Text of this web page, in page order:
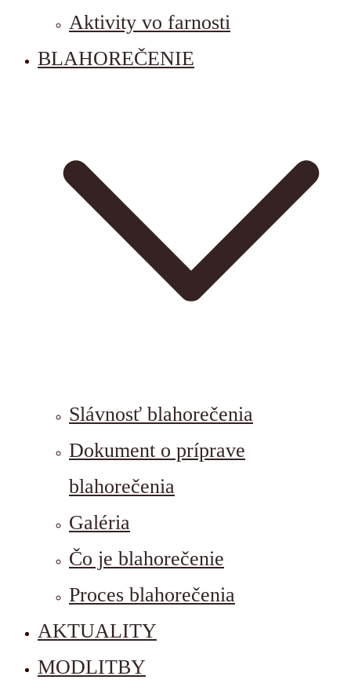
Aktivity vo farnosti
BLAHOREČENIE
Slávnosť blahorečenia
Dokument o príprave
blahorečenia
Galéria
Čo je blahorečenie
Proces blahorečenia
AKTUALITY
MODLITBY